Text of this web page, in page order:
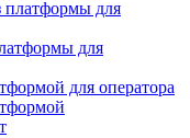
для
для оператора